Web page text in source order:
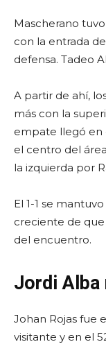
Mascherano
con la entrada
defensa. Tadeo
A partir de ahí,
más con la
empate llegó en
el centro del
la izquierda por
El 1-1 se
creciente de
del encuentro.
Jordi Alba
Johan Rojas fue
visitante y en el